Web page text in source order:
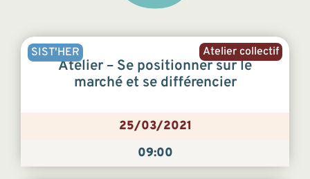
Atelier collectif
SIST'HER
Atelier – Se positionner sur le
marché et se différencier
25/03/2021
09:00